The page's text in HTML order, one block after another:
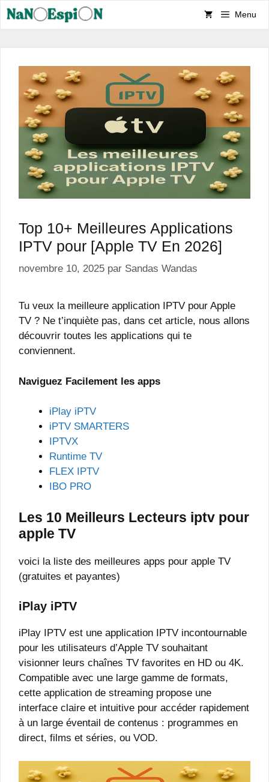
Aller
au
Menu
Top 10+ Meilleures Applications
IPTV pour [Apple TV En 2026]
novembre 10, 2025 par Sandas Wandas
Tu veux la meilleure application IPTV pour Apple
TV ? Ne t’inquiète pas, dans cet article, nous allons
découvrir toutes les applications qui te
conviennent.
Naviguez Facilement les apps
iPlay iPTV
iPTV SMARTERS
IPTVX
Runtime TV
FLEX IPTV
IBO PRO
Les 10 Meilleurs Lecteurs iptv pour
apple TV
voici la liste des meilleures apps pour apple TV
(gratuites et payantes)
iPlay iPTV
iPlay IPTV est une application IPTV incontournable
pour les utilisateurs d’Apple TV souhaitant
visionner leurs chaînes TV favorites en HD ou 4K.
Compatible avec une large gamme de formats,
cette application de streaming propose une
interface claire et intuitive pour accéder rapidement
à un large éventail de contenus : programmes en
direct, films et séries, ou VOD.